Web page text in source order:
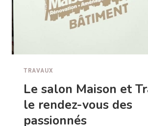
TRAVAUX
Le salon Maison et
le rendez-vous des
passionnés